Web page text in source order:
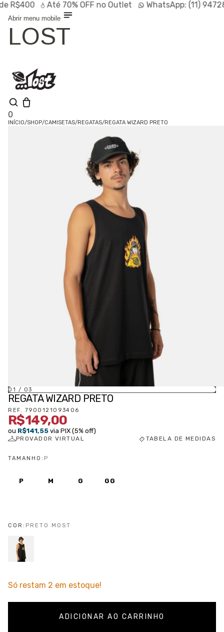
Até70% OFFno Outlet WhatsApp:(11) 94728-
Abrir menu mobile
LOST
0
INÍCIO/SHOP/CAMISETAS/REGATAS/REGATA WIZARD PRETO
01 / 03
REGATA WIZARD PRETO
REF. 7900121093406
R$149,00
ou R$141,55 via PIX (5% off)
PROVADOR VIRTUAL TABELA DE MEDIDAS
TAMANHO: P
P M G GG
COR: PRETO MOST
Só restam 2 em estoque!